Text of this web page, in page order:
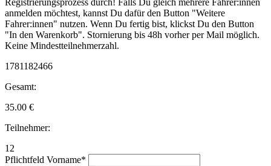
Registrierungsprozess durch! Falls Du gleich mehrere Fahrer:innen
anmelden möchtest, kannst Du dafür den Button "Weitere
Fahrer:innen" nutzen. Wenn Du fertig bist, klickst Du den Button
"In den Warenkorb". Stornierung bis 48h vorher per Mail möglich.
Keine Mindestteilnehmerzahl.
1781182466
Gesamt:
35.00 €
Teilnehmer:
12
Pflichtfeld Vorname*